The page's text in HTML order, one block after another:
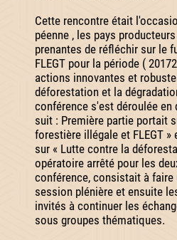
Cette rencontre était
péenne , les pays
prenantes de réfléchir sur le
FLEGT pour la période (
actions innovantes et
déforestation et la
conférence s'est déroulée en
suit : Première partie portait
forestière illégale et FLEGT
sur « Lutte contre la
opératoire arrêté pour les
conférence, consistait à faire
session plénière et ensuite
invités à continuer les
sous groupes thématiques.